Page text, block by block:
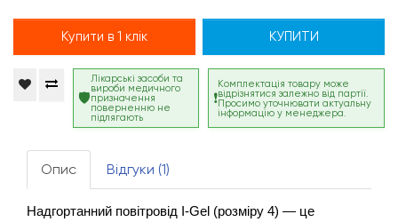
Купити в 1 клік КУПИТИ
Лікарські засоби та
вироби медичного
призначення
поверненню не
підлягають
Комплектація товару може
відрізнятися залежно від партії.
Просимо уточнювати актуальну
інформацію у менеджера.
Опис Відгуки (1)
Надгортанний повітровід I-Gel (розміру 4) — це